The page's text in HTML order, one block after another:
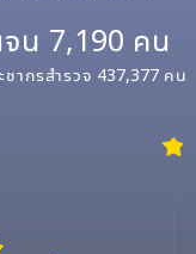
น 7,190 คน
ชากรสำรวจ 437,377 คน